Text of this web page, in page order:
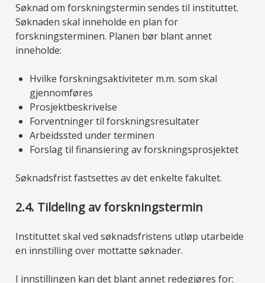
Søknad om forskningstermin sendes til instituttet.
Søknaden skal inneholde en plan for
forskningsterminen. Planen bør blant annet
inneholde:
Hvilke forskningsaktiviteter m.m. som skal
gjennomføres
Prosjektbeskrivelse
Forventninger til forskningsresultater
Arbeidssted under terminen
Forslag til finansiering av forskningsprosjektet
Søknadsfrist fastsettes av det enkelte fakultet.
2.4. Tildeling av forskningstermin
Instituttet skal ved søknadsfristens utløp utarbeide
en innstilling over mottatte søknader.
I innstillingen kan det blant annet redegjøres for: